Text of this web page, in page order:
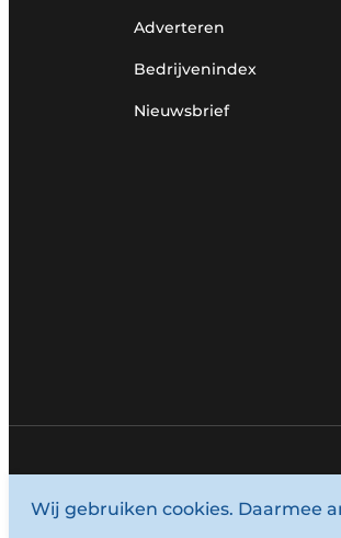
Adverteren
Bedrijvenindex
Nieuwsbrief
© 1987 - 2026
Wij gebruiken cookies. Daarmee